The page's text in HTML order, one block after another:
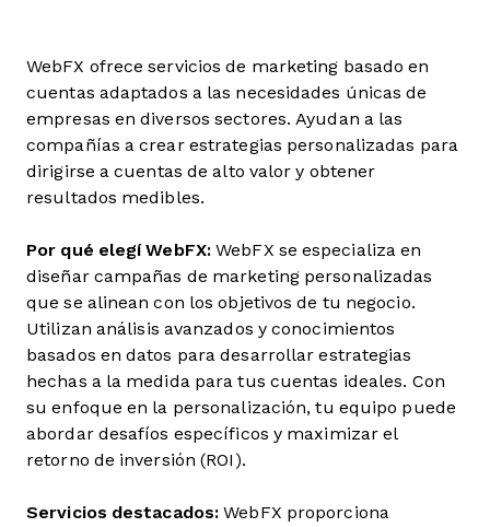
WebFX ofrece servicios de marketing basado en
cuentas adaptados a las necesidades únicas de
empresas en diversos sectores. Ayudan a las
compañías a crear estrategias personalizadas para
dirigirse a cuentas de alto valor y obtener
resultados medibles.
Por qué elegí WebFX: WebFX se especializa en
diseñar campañas de marketing personalizadas
que se alinean con los objetivos de tu negocio.
Utilizan análisis avanzados y conocimientos
basados en datos para desarrollar estrategias
hechas a la medida para tus cuentas ideales. Con
su enfoque en la personalización, tu equipo puede
abordar desafíos específicos y maximizar el
retorno de inversión (ROI).
Servicios destacados: WebFX proporciona